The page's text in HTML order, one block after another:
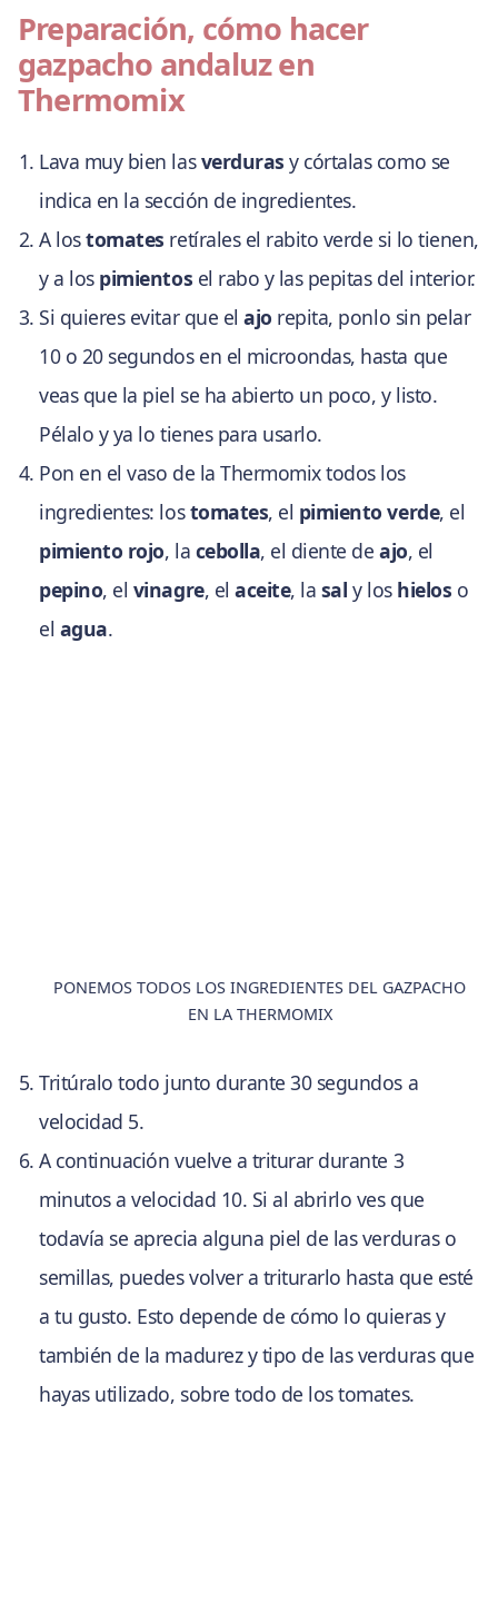
Preparación, cómo hacer
gazpacho andaluz en
Thermomix
Lava muy bien lasverduras y córtalas como se
indica en la sección de ingredientes.
A lostomates retírales el rabito verde si lo tienen,
y a los pimientos el rabo y las pepitas del interior.
Si quieres evitar que elajo repita, ponlo sin pelar
10 o 20 segundos en el microondas, hasta que
veas que la piel se ha abierto un poco, y listo.
Pélalo y ya lo tienes para usarlo.
Pon en el vaso de la Thermomix todos los
ingredientes: lostomates, el pimiento verde, el
pimiento rojo, la cebolla, el diente deajo, el
pepino, el vinagre, elaceite, la sal y los hielos o
el agua.
PONEMOS TODOS LOS INGREDIENTES DEL GAZPACHO
EN LA THERMOMIX
Tritúralo todo junto durante 30 segundos a
velocidad 5.
A continuación vuelve a triturar durante 3
minutos a velocidad 10. Si al abrirlo ves que
todavía se aprecia alguna piel de las verduras o
semillas, puedes volver a triturarlo hasta que esté
a tu gusto. Esto depende de cómo lo quieras y
también de la madurez y tipo de las verduras que
hayas utilizado, sobre todo de los tomates.